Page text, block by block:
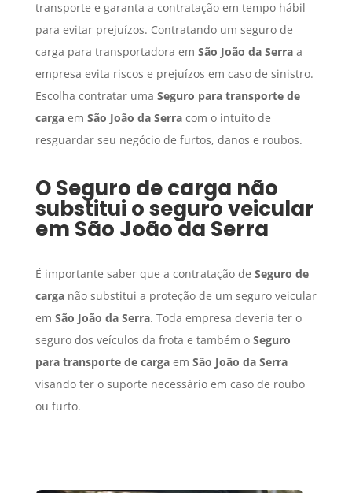
transporte e garanta a contratação em tempo hábil
para evitar prejuízos. Contratando um seguro de
carga para transportadora em São João da Serraa
empresa evita riscos e prejuízos em caso de sinistro.
Escolha contratar uma Seguro para transporte de
cargaem São João da Serracom o intuito de
resguardar seu negócio de furtos, danos e roubos.
OSeguro de carga não
substitui o seguro veicular
em São João da Serra
É importante saber que a contratação de Seguro de
carganão substitui a proteção de um seguro veicular
em São João da Serra. Toda empresa deveria ter o
seguro dos veículos da frota e também o Seguro
para transporte de cargaem São João da Serra
visando ter o suporte necessário em caso de roubo
ou furto.